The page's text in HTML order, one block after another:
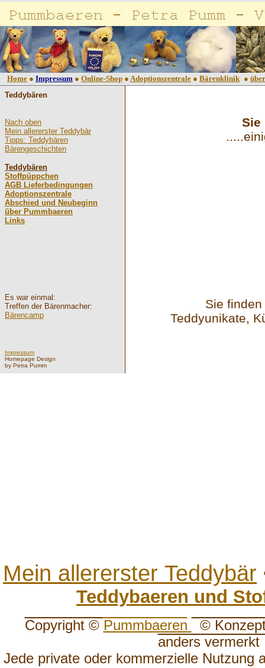
Home ● Impressum ● Online-Shop ● Adoptionszentrale ● Bärenklinik ●
Teddybären
Nach oben
Mein allererster Teddybär
Tipps: Teddybären
Bärengeschichten
Teddybären
Stoffpüppchen
AGB Lieferbedingungen
Adoptionszentrale
Abschied und Neubeginn
über Pummbaeren
Links
Es war einmal:
Treffen der Bärenmacher:
Bärencamp
Impressum
Homepage Design
by Petra Pumm
Sie
Sie
Teddyunikate,
Mein allererster Teddybär
Teddybaeren und
Copyright © Pummbaeren
©
anders
Jede private oder kommerzielle Nutzung